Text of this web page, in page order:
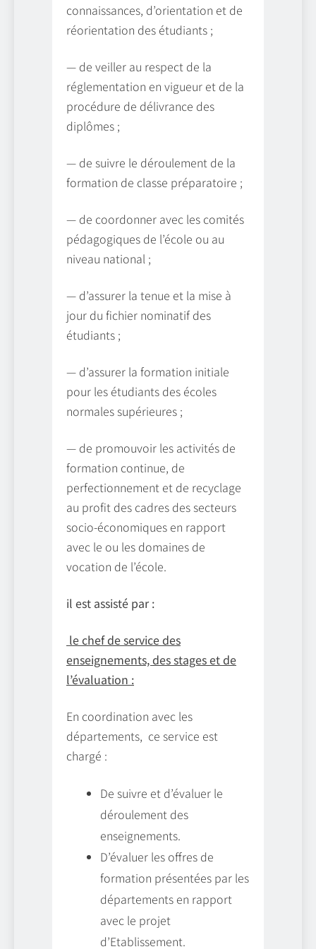
connaissances, d’orientation et de
réorientation des étudiants ;
— de veiller au respect de la
réglementation en vigueur et de la
procédure de délivrance des
diplômes ;
— de suivre le déroulement de la
formation de classe préparatoire ;
— de coordonner avec les comités
pédagogiques de l’école ou au
niveau national ;
— d’assurer la tenue et la mise à
jour du fichier nominatif des
étudiants ;
— d’assurer la formation initiale
pour les étudiants des écoles
normales supérieures ;
— de promouvoir les activités de
formation continue, de
perfectionnement et de recyclage
au profit des cadres des secteurs
socio-économiques en rapport
avec le ou les domaines de
vocation de l’école.
il est assisté par :
le chef de service des
enseignements, des stages et de
l’évaluation :
En coordination avec les
départements, ce service est
chargé :
De suivre et d’évaluer le
déroulement des
enseignements.
D’évaluer les offres de
formation présentées par les
départements en rapport
avec le projet
d’Etablissement.